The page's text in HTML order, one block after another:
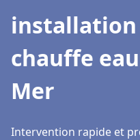
installation
chauffe
Mer
Intervention rapide et